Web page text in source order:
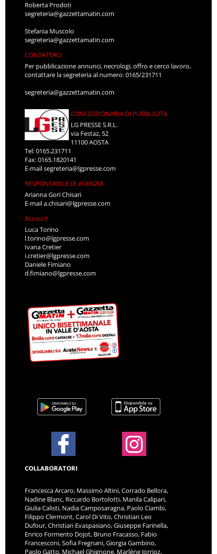
Roberta Prodoti
segreteria@gazzettamatin.com
Stefania Muscolo
segreteria@gazzettamatin.com
CONTATTACI
Per pubblicazione annunci, necrologi, offro e cerco lavoro,
contattare la segreteria al numero: 0165/231711
segreteria@gazzettamatin.com
CONCESSIONARIA DI PUBBLICITÀ
LG PRESSE S.R.L.
via Festaz, 52
11100 AOSTA
Tel: 0165.231711
Fax: 0165.1820141
E-mailsegreteria@lgpresse.com
RESPONSABILE DI AGENZIA
Arianna Gori Chisari
E-maila.chisari@lgpresse.com
Account
Luca Torino
l.torino@lgpresse.com
Ivana Cretier
i.cretier@lgpresse.com
Daniele Fimiano
d.fimiano@lgpresse.com
COLLABORATORI
Francesca Arcaro, Massimo Altini, Corrado Bellora,
Nadine Blanc, Riccardo Bortolotti, Manila Calipari,
Giulia Calisti, Nadia Camposaragna, Paolo Ciambi,
Filippo Clermont, Carol Di Vito, Christian Leo
Dufour, Christian Evaspasiano, Giuseppe Farinella,
Enrico Formento Dojot, Bruno Fracasso, Fabio
Francesconi, Sofia Fregnani, Giorgia Gambino,
Paolo Gatto, Michael Ghignone, Marlène Jorrioz,